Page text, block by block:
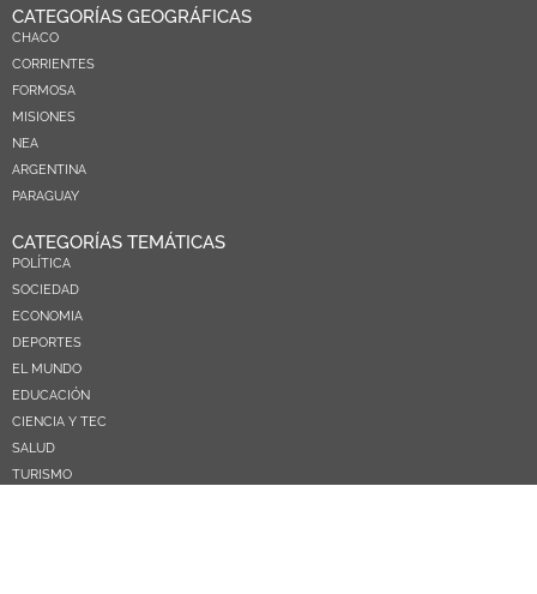
CATEGORÍAS GEOGRÁFICAS
CHACO
CORRIENTES
FORMOSA
MISIONES
NEA
ARGENTINA
PARAGUAY
CATEGORÍAS TEMÁTICAS
POLÍTICA
SOCIEDAD
ECONOMIA
DEPORTES
EL MUNDO
EDUCACIÓN
CIENCIA Y TEC
SALUD
TURISMO